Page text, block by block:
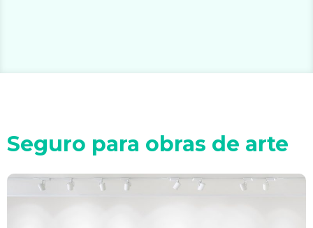
Seguro para obras de arte